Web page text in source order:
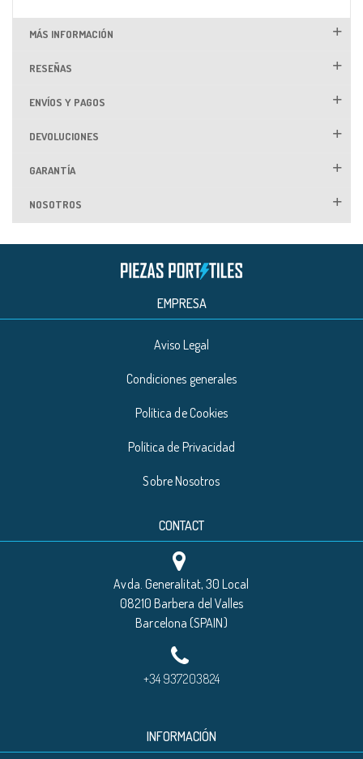
MÁS INFORMACIÓN
RESEÑAS
ENVÍOS Y PAGOS
DEVOLUCIONES
GARANTÍA
NOSOTROS
EMPRESA
Aviso Legal
Condiciones generales
Política de Cookies
Política de Privacidad
Sobre Nosotros
CONTACT
Avda. Generalitat, 30 Local
08210 Barbera del Valles
Barcelona (SPAIN)
+34 937203824
INFORMACIÓN